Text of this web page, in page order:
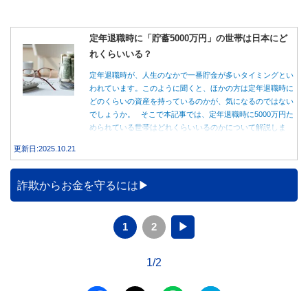
定年退職時に「貯蓄5000万円」の世帯は日本にど
れくらいいる？
定年退職時が、人生のなかで一番貯金が多いタイミングとい
われています。このように聞くと、ほかの方は定年退職時に
どのくらいの資産を持っているのかが、気になるのではない
でしょうか。 そこで本記事では、定年退職時に5000万円た
められている世帯はどれくらいいるのかについて解説しま
更新日:2025.10.21
詐欺からお金を守るには
1 2 ▶
1/2